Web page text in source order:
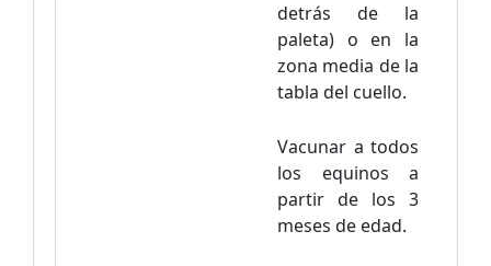
detrás de la
paleta) o en la
zona media de la
tabla del cuello.
Vacunar a todos
los equinos a
partir de los 3
meses de edad.